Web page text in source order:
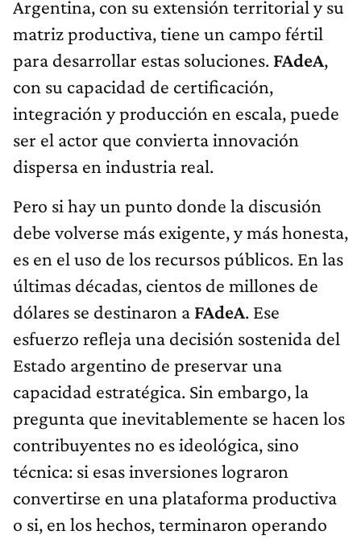
Argentina, con su extensión territorial y su
matriz productiva, tiene un campo fértil
para desarrollar estas soluciones. FAdeA,
con su capacidad de certificación,
integración y producción en escala, puede
ser el actor que convierta innovación
dispersa en industria real.
Pero si hay un punto donde la discusión
debe volverse más exigente, y más honesta,
es en el uso de los recursos públicos. En las
últimas décadas, cientos de millones de
dólares se destinaron a FAdeA. Ese
esfuerzo refleja una decisión sostenida del
Estado argentino de preservar una
capacidad estratégica. Sin embargo, la
pregunta que inevitablemente se hacen los
contribuyentes no es ideológica, sino
técnica: si esas inversiones lograron
convertirse en una plataforma productiva
o si, en los hechos, terminaron operando